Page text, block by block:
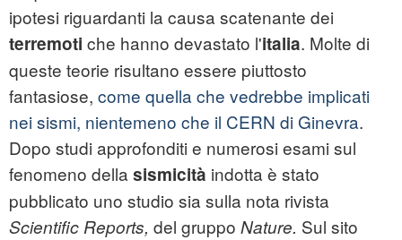
ipotesi riguardanti la causa scatenante dei
terremoti che hanno devastato l'italia. Molte di
queste teorie risultano essere piuttosto
fantasiose, come quella che vedrebbe implicati
nei sismi, nientemeno che il CERN di Ginevra.
Dopo studi approfonditi e numerosi esami sul
fenomeno della sismicità indotta è stato
pubblicato uno studio sia sulla nota rivista
Scientific Reports, del gruppo Nature. Sul sito